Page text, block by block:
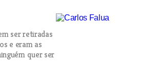
ser retiradas
e eram as
quer ser